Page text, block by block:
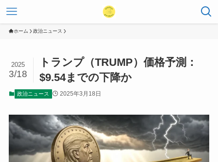
ホーム 政治ニュース
トランプ（TRUMP）価格予測：
$9.54までの下降か
2025
3/18
政治ニュース 2025年3月18日